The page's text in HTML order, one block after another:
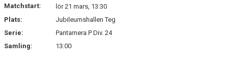
KONTAKT
Matchstart:
lör 21 mars, 13:30
Plats:
Jubileumshallen Teg
Serie:
Pantamera P Div. 24
Samling:
13:00